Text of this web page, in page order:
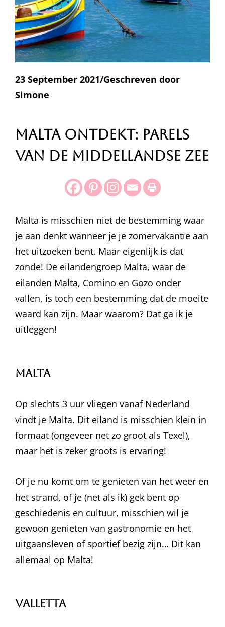
23 September 2021/Geschreven door
Simone
Malta Ontdekt: Parels
van de Middellandse Zee
Malta is misschien niet de bestemming waar
je aan denkt wanneer je je zomervakantie aan
het uitzoeken bent. Maar eigenlijk is dat
zonde! De eilandengroep Malta, waar de
eilanden Malta, Comino en Gozo onder
vallen, is toch een bestemming dat de moeite
waard kan zijn. Maar waarom? Dat ga ik je
uitleggen!
Malta
Op slechts 3 uur vliegen vanaf Nederland
vindt je Malta. Dit eiland is misschien klein in
formaat (ongeveer net zo groot als Texel),
maar het is zeker groots is ervaring!
Of je nu komt om te genieten van het weer en
het strand, of je (net als ik) gek bent op
geschiedenis en cultuur, misschien wil je
gewoon genieten van gastronomie en het
uitgaansleven of sportief bezig zijn… Dit kan
allemaal op Malta!
Valletta